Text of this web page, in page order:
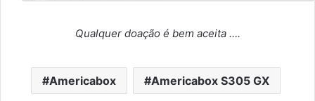
Qualquer doação é bem aceita ….
Americabox Americabox S305 GX